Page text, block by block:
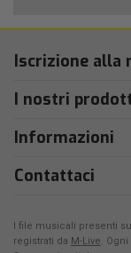
Iscrizione alla
I nostri
Informazioni
Contattaci
I file musicali presenti
registrati da M-Live.